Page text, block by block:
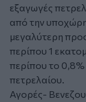
εξαγωγές
από την
μεγαλύτερη
περίπου 1
περίπου το
πετρελαίου.
Αγορές-